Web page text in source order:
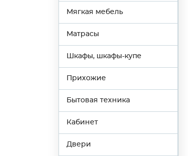
Мягкая мебель
Матрасы
Шкафы, шкафы-купе
Прихожие
Бытовая техника
Кабинет
Двери